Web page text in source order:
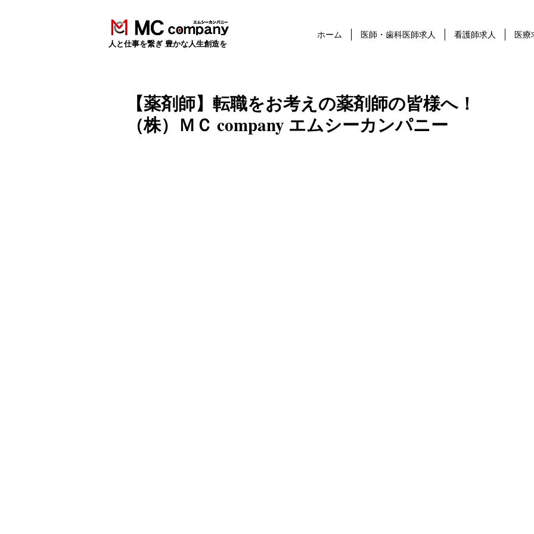
​人と仕事を繋ぎ 豊かな人生創造を
ホーム 医師・歯科医師求人 看護師求人 医療
【薬剤師】転職をお考えの薬剤師の皆様へ！
（株）ＭＣ company エムシーカンパニー